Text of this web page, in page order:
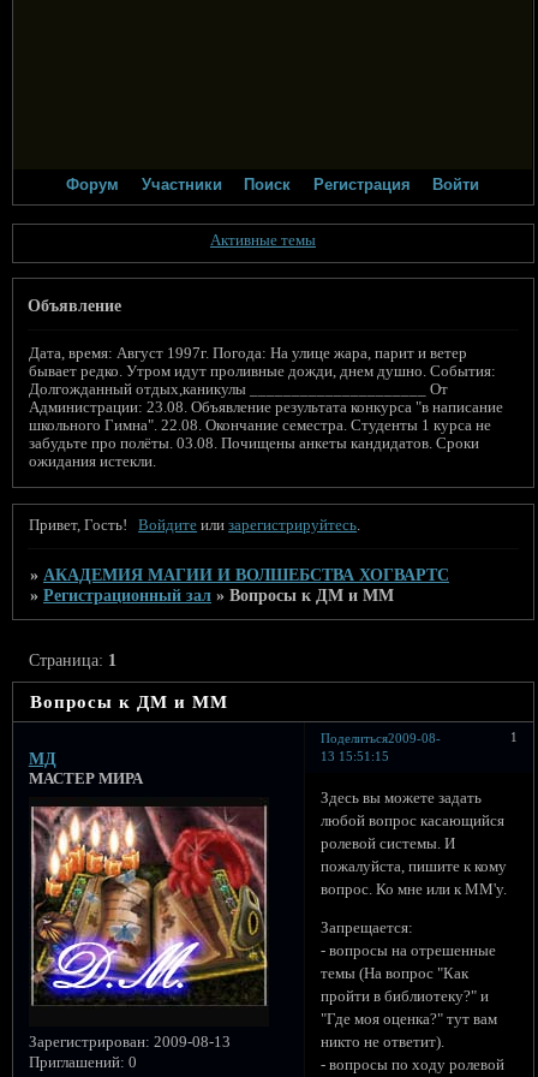
Форум Участники Поиск Регистрация Войти
Активные темы
Объявление
Дата, время: Август 1997г. Погода: На улице жара, парит и ветер
бывает редко. Утром идут проливные дожди, днем душно. События:
Долгожданный отдых,каникулы _____________________ От
Администрации: 23.08. Объявление результата конкурса "в написание
школьного Гимна". 22.08. Окончание семестра. Студенты 1 курса не
забудьте про полёты. 03.08. Почищены анкеты кандидатов. Сроки
ожидания истекли.
Привет, Гость! Войдите илизарегистрируйтесь.
» АКАДЕМИЯ МАГИИ И ВОЛШЕБСТВА ХОГВАРТС
»Регистрационный зал »Вопросы к ДМ и ММ
Вопросы к ДМ и ММ
Страница: 1
Поделиться 1
2009-08-
13 15:51:15
МД
МАСТЕР МИРА
Зарегистрирован: 2009-08-13
Приглашений: 0
Здесь вы можете задать
любой вопрос касающийся
ролевой системы. И
пожалуйста, пишите к кому
вопрос. Ко мне или к ММ'у.
Запрещается:
- вопросы на отрешенные
темы (На вопрос "Как
пройти в библиотеку?" и
"Где моя оценка?" тут вам
никто не ответит).
- вопросы по ходу ролевой